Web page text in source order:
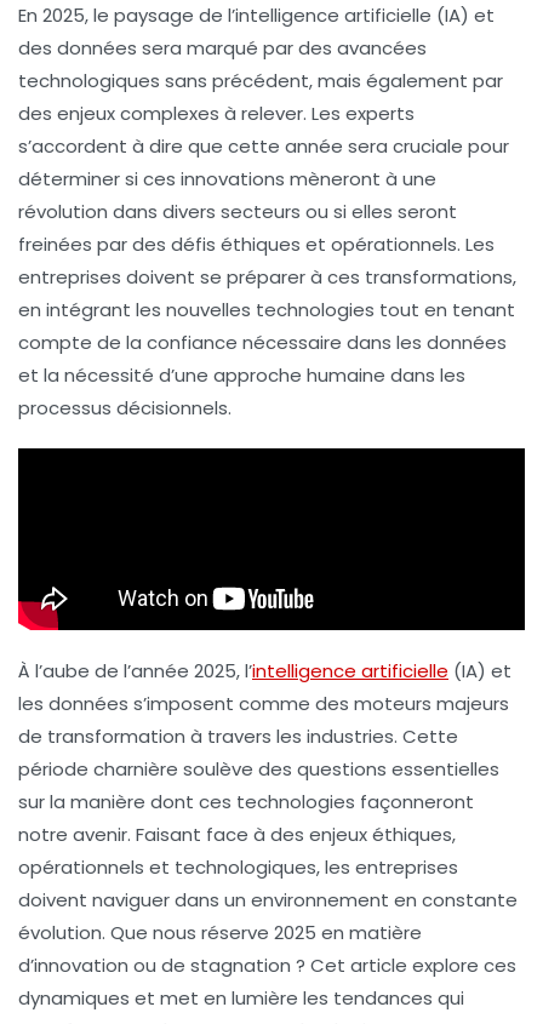
En 2025, le paysage de l’intelligence artificielle (IA) et
des données sera marqué par des avancées
technologiques sans précédent, mais également par
des enjeux complexes à relever. Les experts
s’accordent à dire que cette année sera cruciale pour
déterminer si ces innovations mèneront à une
révolution dans divers secteurs ou si elles seront
freinées par des défis éthiques et opérationnels. Les
entreprises doivent se préparer à ces transformations,
en intégrant les nouvelles technologies tout en tenant
compte de la confiance nécessaire dans les données
et la nécessité d’une approche humaine dans les
processus décisionnels.
À l’aube de l’année 2025, l’intelligence artificielle (IA) et
les données s’imposent comme des moteurs majeurs
de transformation à travers les industries. Cette
période charnière soulève des questions essentielles
sur la manière dont ces technologies façonneront
notre avenir. Faisant face à des enjeux éthiques,
opérationnels et technologiques, les entreprises
doivent naviguer dans un environnement en constante
évolution. Que nous réserve 2025 en matière
d’innovation ou de stagnation ? Cet article explore ces
dynamiques et met en lumière les tendances qui